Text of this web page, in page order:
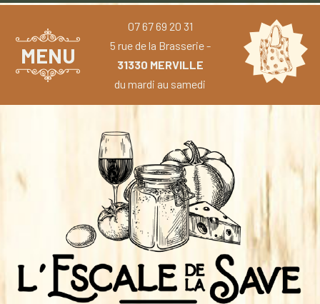
MENU
07 67 69 20 31
5 rue de la Brasserie -
31330 MERVILLE
du mardi au samedi